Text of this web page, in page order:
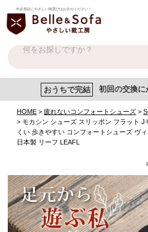
外反母趾にやさしい靴選びはお任せください！
おうちで完結 初回の交換に
HOME 疲れないコンフォートシューズ
モカシン シューズ スリッポン フラット
くい 歩きやすい コンフォートシューズ ヴ
日本製 リーフ LEAFL